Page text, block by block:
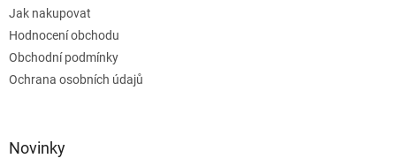
Jak nakupovat
Hodnocení obchodu
Obchodní podmínky
Ochrana osobních údajů
Novinky